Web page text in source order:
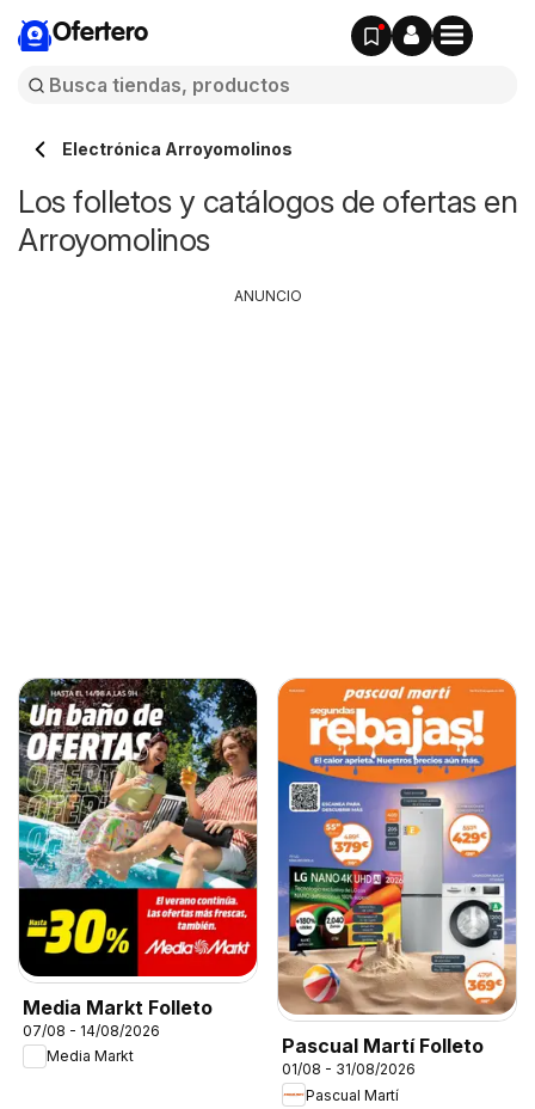
Ofertero
Electrónica Arroyomolinos
Los folletos y catálogos de ofertas en
Arroyomolinos
Media Markt Folleto
07/08 - 14/08/2026
Media Markt
Pascual Martí Folleto
01/08 - 31/08/2026
Pascual Martí
ANUNCIO